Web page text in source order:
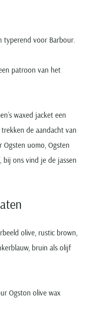
voor Barbour.
patroon van het
waxed jacket een
de aandacht van
Ogsten uomo, Ogsten
bij ons vind je de jassen
olive, rustic brown,
bruin als olijf
Ogston olive wax